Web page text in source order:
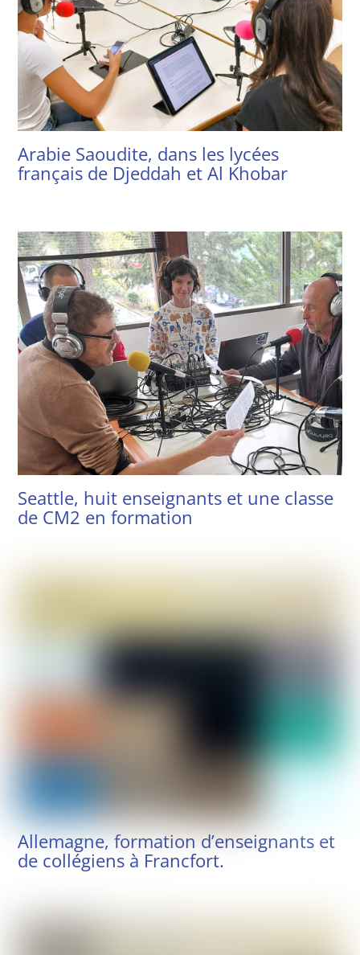
Arabie Saoudite, dans les lycées
français de Djeddah et Al Khobar
Seattle, huit enseignants et une classe
de CM2 en formation
Allemagne, formation d’enseignants et
de collégiens à Francfort.